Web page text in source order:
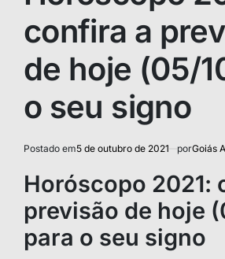
confira a
de hoje (05/
o seu signo
Postado em5 de outubro de 2021 porGoiás
Horóscopo 2021:
previsão de hoje
para o seu signo